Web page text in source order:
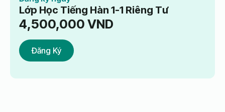
Lớp Học Tiếng Hàn 1-1 Riêng Tư
4,500,000 VND
Đăng Ký